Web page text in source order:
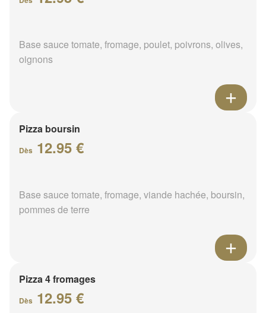
Base sauce tomate, fromage, poulet, poivrons, olives,
oignons
Pizza boursin
Dès 12.95 €
Base sauce tomate, fromage, viande hachée, boursin,
pommes de terre
Pizza 4 fromages
Dès 12.95 €